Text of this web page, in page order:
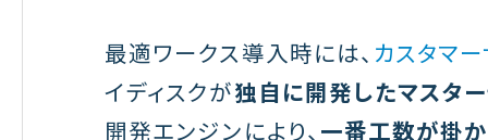
最適ワークス導入時には、 カスタマ
イディスクが独自に開発したマスタ
開発エンジンにより、 一番工数が掛